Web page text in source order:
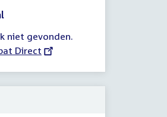
niet gevonden.
Direct